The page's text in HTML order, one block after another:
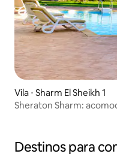
Vila ⋅ Sharm El Sheikh 1
Sheraton Sharm:
Destinos para